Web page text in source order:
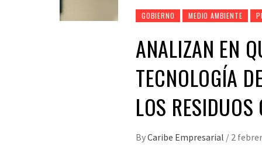
GOBIERNO MEDIO AMBIENTE
ANALIZAN EN
TECNOLOGÍA
LOS
ByCaribe Empresarial / 2